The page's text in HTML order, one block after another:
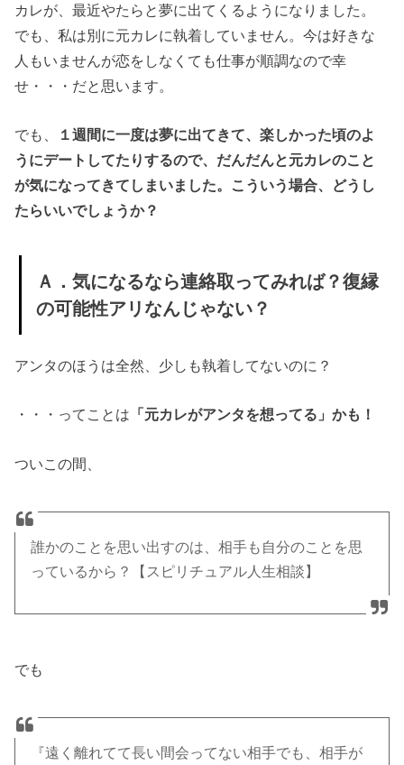
カレが、最近やたらと夢に出てくるようになりました。
でも、私は別に元カレに執着していません。今は好きな
人もいませんが恋をしなくても仕事が順調なので幸
せ・・・だと思います。
でも、
１週間に一度は夢に出てきて、楽しかった頃のよ
うにデートしてたりするので、だんだんと元カレのこと
が気になってきてしまいました。こういう場合、どうし
たらいいでしょうか？
Ａ．気になるなら連絡取ってみれば？復縁
の可能性アリなんじゃない？
アンタのほうは全然、少しも執着してないのに？
・・・ってことは 「元カレがアンタを想ってる」かも！
ついこの間、
誰かのことを思い出すのは、相手も自分のことを思
っているから？【スピリチュアル人生相談】
でも
『遠く離れてて長い間会ってない相手でも、相手が